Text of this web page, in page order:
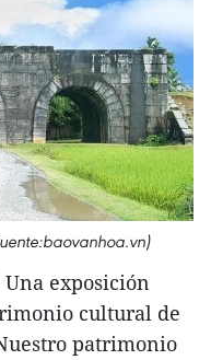
exposición
cultural de
patrimonio